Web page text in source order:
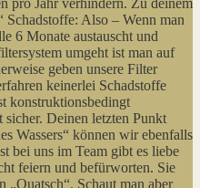
pro Jahr verhindern. Zu deinem
Schadstoffe: Also – Wenn man
6 Monate austauscht und
umgeht ist man auf
geben unsere Filter
keinerlei Schadstoffe
konstruktionsbedingt
Deinen letzten Punkt
Wassers“ können wir ebenfalls
bei uns im Team gibt es liebe
feiern und befürworten. Sie
„Quatsch“. Schaut man aber